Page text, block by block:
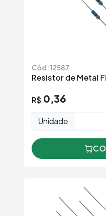
Cód: 12587
Resistor de Metal
R$ 0,36
Unidade